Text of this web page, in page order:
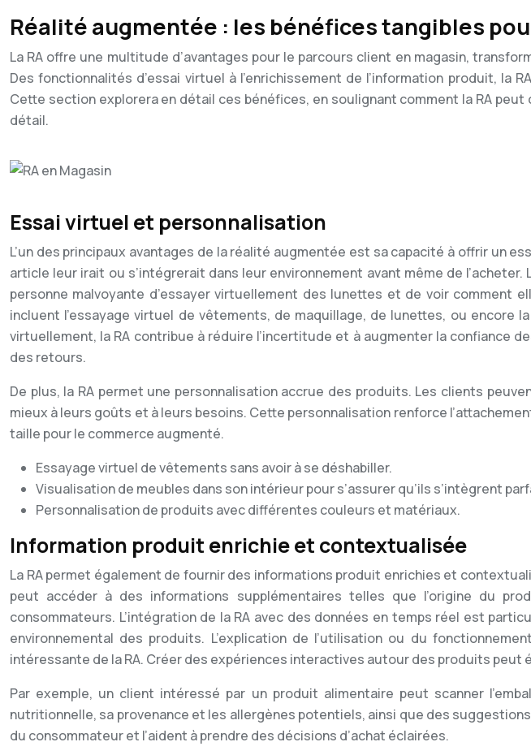
Réalité augmentée : les bénéfices tangibles
La RA offre une multitude d’avantages pour le parcours client en magasin,
Des fonctionnalités d’essai virtuel à l’enrichissement de l’information produit, la
Cette section explorera en détail ces bénéfices, en soulignant comment la RA
détail.
Essai virtuel et personnalisation
L’un des principaux avantages de la réalité augmentée est sa capacité à offrir un
article leur irait ou s’intégrerait dans leur environnement avant même de
personne malvoyante d’essayer virtuellement des lunettes et de voir comment
incluent l’essayage virtuel de vêtements, de maquillage, de lunettes, ou encore
virtuellement, la RA contribue à réduire l’incertitude et à augmenter la confiance
des retours.
De plus, la RA permet une personnalisation accrue des produits. Les clients
mieux à leurs goûts et à leurs besoins. Cette personnalisation renforce
taille pour le commerce augmenté.
Essayage virtuel de vêtements sans avoir à se déshabiller.
Visualisation de meubles dans son intérieur pour s’assurer qu’ils s’intègrent
Personnalisation de produits avec différentes couleurs et matériaux.
Information produit enrichie et contextualisée
La RA permet également de fournir des informations produit enrichies et
peut accéder à des informations supplémentaires telles que l’origine du
consommateurs. L’intégration de la RA avec des données en temps réel est
environnemental des produits. L’explication de l’utilisation ou du
intéressante de la RA. Créer des expériences interactives autour des produits peut
Par exemple, un client intéressé par un produit alimentaire peut scanner
nutritionnelle, sa provenance et les allergènes potentiels, ainsi que des
du consommateur et l’aident à prendre des décisions d’achat éclairées.